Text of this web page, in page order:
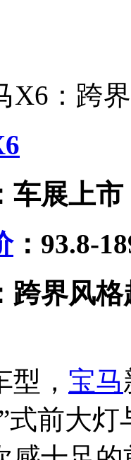
X6：跨
展上市
：93.8-
界风格
， 宝马
式前大